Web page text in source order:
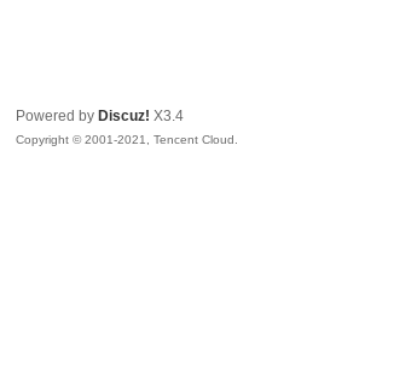
Powered by Discuz! X3.4
Copyright © 2001-2021, Tencent Cloud.